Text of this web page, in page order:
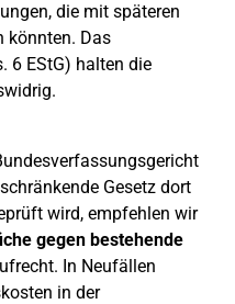
die mit späteren
könnten. Das
6 EStG) halten die
Gesetz dort
wird, empfehlen wir
gegen bestehende
In Neufällen
in der